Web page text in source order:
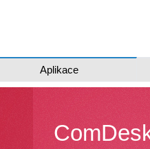
Aplikace